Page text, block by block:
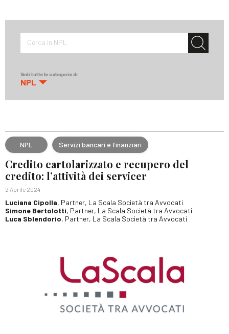
Cerca in NPL
Vedi tutte le categorie di
NPL
NPL Servizi bancari e finanziari
Credito cartolarizzato e recupero del
credito: l’attività dei servicer
2 Aprile 2024
Luciana Cipolla, Partner, La Scala Società tra Avvocati
Simone Bertolotti, Partner, La Scala Società tra Avvocati
Luca Sblendorio, Partner, La Scala Società tra Avvocati